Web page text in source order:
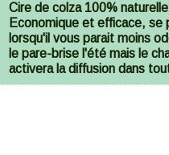
Cire de colza 100%
Economique et efficace,
lorsqu'il vous parait moins
le pare-brise l'été mais le
activera la diffusion dans